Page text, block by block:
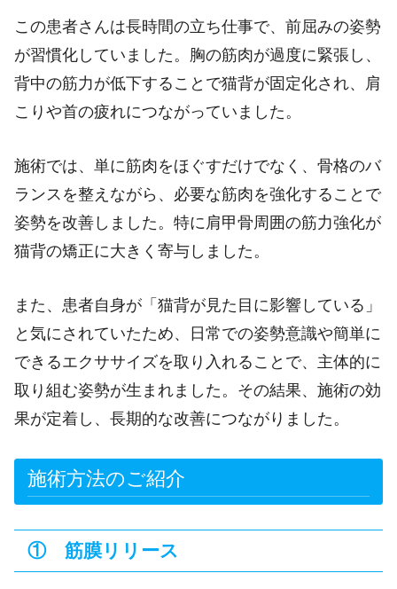
この患者さんは長時間の立ち仕事で、前屈みの姿勢
が習慣化していました。胸の筋肉が過度に緊張し、
背中の筋力が低下することで猫背が固定化され、肩
こりや首の疲れにつながっていました。
施術では、単に筋肉をほぐすだけでなく、骨格のバ
ランスを整えながら、必要な筋肉を強化することで
姿勢を改善しました。特に肩甲骨周囲の筋力強化が
猫背の矯正に大きく寄与しました。
また、患者自身が「猫背が見た目に影響している」
と気にされていたため、日常での姿勢意識や簡単に
できるエクササイズを取り入れることで、主体的に
取り組む姿勢が生まれました。その結果、施術の効
果が定着し、長期的な改善につながりました。
施術方法のご紹介
① 筋膜リリース